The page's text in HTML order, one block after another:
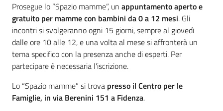
Prosegue lo “Spazio mamme”, un appuntamento aperto e
gratuito per mamme con bambini da 0 a 12 mesi. Gli
incontri si svolgeranno ogni 15 giorni, sempre al giovedì
dalle ore 10 alle 12, e una volta al mese si affronterà un
tema specifico con la presenza anche di esperti. Per
partecipare è necessaria l'iscrizione.
Lo “Spazio mamme” si trova presso il Centro per le
Famiglie, in via Berenini 151 a Fidenza.